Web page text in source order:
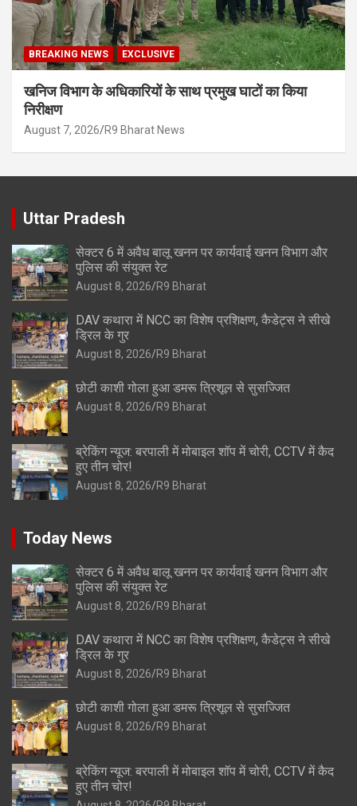
BREAKING NEWS EXCLUSIVE
खनिज विभाग के अधिकारियों के साथ प्रमुख घाटों का किया
निरीक्षण
August 7, 2026 R9 Bharat News
Uttar Pradesh
सेक्टर 6 में अवैध बालू खनन पर कार्यवाई खनन विभाग और
पुलिस की संयुक्त रेट
August 8, 2026 R9 Bharat
DAV कथारा में NCC का विशेष प्रशिक्षण, कैडेट्स ने सीखे
ड्रिल के गुर
August 8, 2026 R9 Bharat
छोटी काशी गोला हुआ डमरू त्रिशूल से सुसज्जित
August 8, 2026 R9 Bharat
ब्रेकिंग न्यूज: बरपाली में मोबाइल शॉप में चोरी, CCTV में कैद
हुए तीन चोर!
August 8, 2026 R9 Bharat
Today News
सेक्टर 6 में अवैध बालू खनन पर कार्यवाई खनन विभाग और
पुलिस की संयुक्त रेट
August 8, 2026 R9 Bharat
DAV कथारा में NCC का विशेष प्रशिक्षण, कैडेट्स ने सीखे
ड्रिल के गुर
August 8, 2026 R9 Bharat
छोटी काशी गोला हुआ डमरू त्रिशूल से सुसज्जित
August 8, 2026 R9 Bharat
ब्रेकिंग न्यूज: बरपाली में मोबाइल शॉप में चोरी, CCTV में कैद
हुए तीन चोर!